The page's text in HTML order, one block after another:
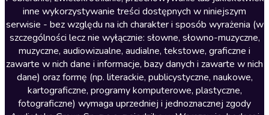
Literatura faktu
Literatura obyczajowa
Literatura piękna obca
Literatura piękna polska
Nagrania relaksacyjne
inne wykorzystywanie treści dostępnych w niniejszym
serwisie - bez względu na ich charakter i sposób wyrażenia (w
szczególności lecz nie wyłącznie: słowne, słowno-muzyczne,
muzyczne, audiowizualne, audialne, tekstowe, graficzne i
zawarte w nich dane i informacje, bazy danych i zawarte w nich
dane) oraz formę (np. literackie, publicystyczne, naukowe,
kartograficzne, programy komputerowe, plastyczne,
fotograficzne) wymaga uprzedniej i jednoznacznej zgody